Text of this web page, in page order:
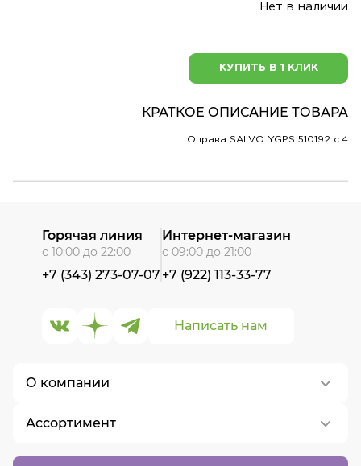
Нет в наличии
КУПИТЬ В 1 КЛИК
КРАТКОЕ ОПИСАНИЕ ТОВАРА
Оправа SALVO YGPS 510192 c.4
О компании
О нас
Контакты
Ассортимент
Написать нам
Горячая линия
с 10:00 до 22:00
+7 (343) 273-07-07
Интернет-магазин
с 09:00 до 21:00
+7 (922) 113-33-77